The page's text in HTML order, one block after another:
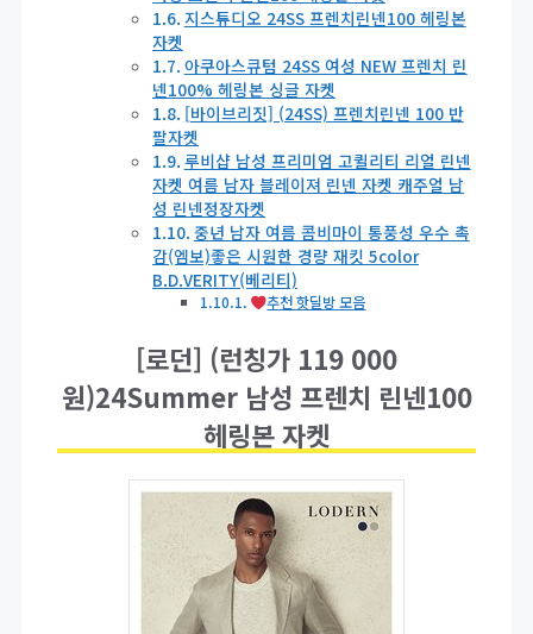
지스튜디오 24SS 프렌치린넨100 헤링본
자켓
아쿠아스큐텀 24SS 여성 NEW 프렌치 린
넨100% 헤링본 싱글 자켓
[바이브리짓] (24SS) 프렌치린넨 100 반
팔자켓
루비샵 남성 프리미엄 고퀼리티 리얼 린넨
자켓 여름 남자 블레이져 린넨 자켓 캐주얼 남
성 린넨정장자켓
중년 남자 여름 콤비마이 통풍성 우수 촉
감(엠보)좋은 시원한 경량 재킷 5color
B.D.VERITY(베리티)
추천 핫딜방 모음
[로던] (런칭가 119 000
원)24Summer 남성 프렌치 린넨100
헤링본 자켓